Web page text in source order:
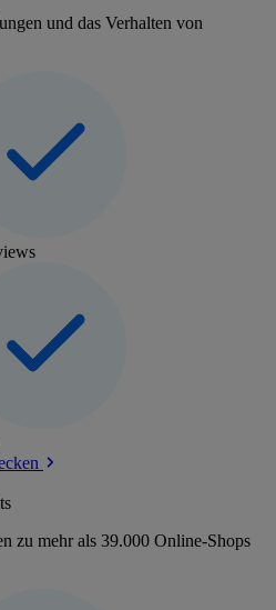
und das Verhalten von
zu mehr als 39.000 Online-Shops